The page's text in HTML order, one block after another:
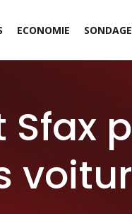
ECONOMIE SONDAGE
Sfax